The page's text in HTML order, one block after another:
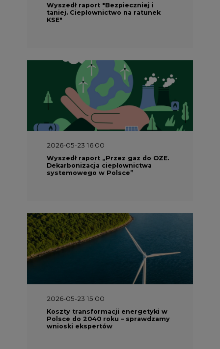
Wyszedł raport "Bezpieczniej i
taniej. Ciepłownictwo na ratunek
KSE"
2026-05-23 16:00
Wyszedł raport „Przez gaz do OZE.
Dekarbonizacja ciepłownictwa
systemowego w Polsce”
2026-05-23 15:00
Koszty transformacji energetyki w
Polsce do 2040 roku – sprawdzamy
wnioski ekspertów